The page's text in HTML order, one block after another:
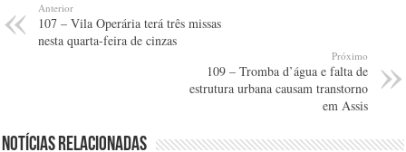
Anterior
107 – Vila Operária terá três missas
nesta quarta-feira de cinzas
Próximo
109 – Tromba d’água e falta de
estrutura urbana causam transtorno
em Assis
Notícias relacionadas